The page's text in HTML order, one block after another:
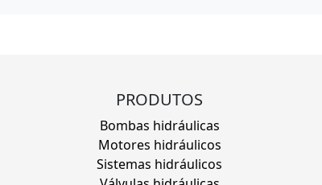
PRODUTOS
Bombas hidráulicas
Motores hidráulicos
Sistemas hidráulicos